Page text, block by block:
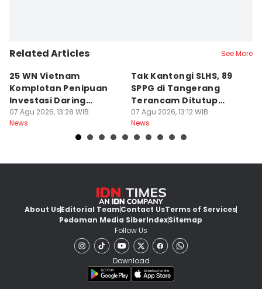
Related Articles See More
25 WN Vietnam
Komplotan Penipuan
Investasi Daring
Dideportasi
07 Agu 2026, 13:28 WIB
News
Tak Kantongi SLHS, 89
SPPG di Tangerang
Terancam Ditutup
Permanen
07 Agu 2026, 13:12 WIB
News
About UsEditorial TeamContact UsTerms of Services
Pedoman Media SiberIndexSitemap
Follow Us
Download